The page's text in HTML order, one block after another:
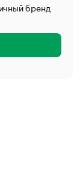
бренд